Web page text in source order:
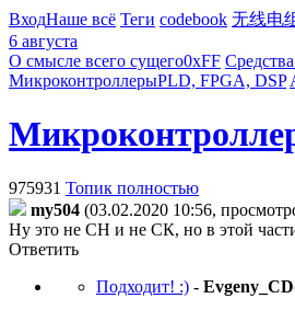
ВходНаше всё Теги codebook 无线电
6 августа
О смысле всего сущего0xFF
МикроконтроллерыPLD, FPGA, DSP
975931 Топик полностью
my504 (03.02.2020 10:56,
Ну это не СН и не СК, но в этой
Ответить
Подходит! :) - Evgeny_CD